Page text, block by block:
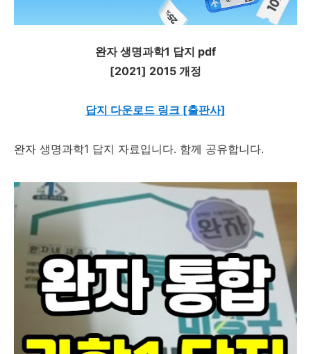
완자 생명과학1 답지 pdf
[2021] 2015 개정
답지 다운로드 링크 [출판사]
완자 생명과학1 답지 자료입니다. 함께 공유합니다.